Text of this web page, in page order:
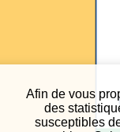
Afin de vous
des
susceptibles